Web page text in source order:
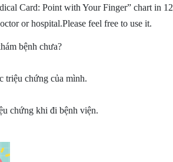
Card: Point with Your Finger” chart in 12
or hospital.Please feel free to use it.
bệnh chưa?
triệu chứng của mình.
chứng khi đi bệnh viện.